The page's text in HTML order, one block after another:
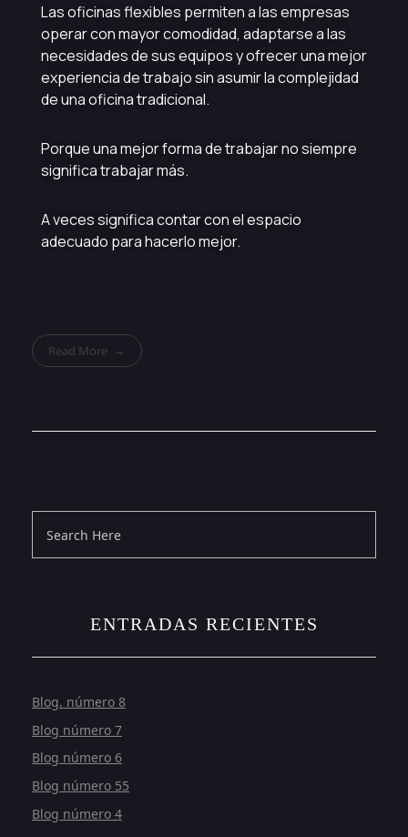
Las oficinas flexibles permiten a las empresas
operar con mayor comodidad, adaptarse a las
necesidades de sus equipos y ofrecer una mejor
experiencia de trabajo sin asumir la complejidad
de una oficina tradicional.
Porque una mejor forma de trabajar no siempre
significa trabajar más.
A veces significa contar con el espacio
adecuado para hacerlo mejor.
Read More
ENTRADAS RECIENTES
Blog. número 8
Blog número 7
Blog número 6
Blog número 55
Blog número 4